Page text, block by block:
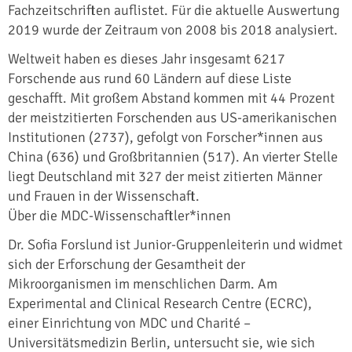
Fachzeitschriften auflistet. Für die aktuelle Auswertung
2019 wurde der Zeitraum von 2008 bis 2018 analysiert.
Weltweit haben es dieses Jahr insgesamt 6217
Forschende aus rund 60 Ländern auf diese Liste
geschafft. Mit großem Abstand kommen mit 44 Prozent
der meistzitierten Forschenden aus US-amerikanischen
Institutionen (2737), gefolgt von Forscher*innen aus
China (636) und Großbritannien (517). An vierter Stelle
liegt Deutschland mit 327 der meist zitierten Männer
und Frauen in der Wissenschaft.
Über die MDC-Wissenschaftler*innen
Dr. Sofia Forslund ist Junior-Gruppenleiterin und widmet
sich der Erforschung der Gesamtheit der
Mikroorganismen im menschlichen Darm. Am
Experimental and Clinical Research Centre (ECRC),
einer Einrichtung von MDC und Charité –
Universitätsmedizin Berlin, untersucht sie, wie sich